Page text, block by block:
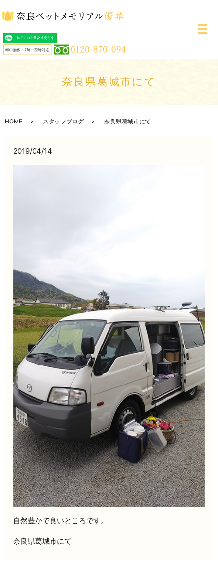
メ
奈良県葛城市にて
HOME スタッフブログ 奈良県葛城市にて
2019/04/14
自然豊かで良いところです。
奈良県葛城市にて